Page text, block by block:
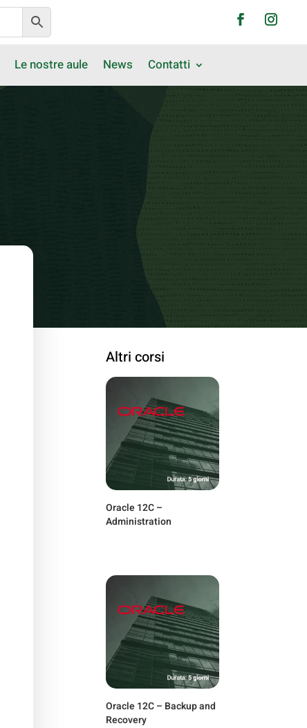
Le nostre aule News Contatti
Altri corsi
Oracle 12C –
Administration
Oracle 12C – Backup and
Recovery